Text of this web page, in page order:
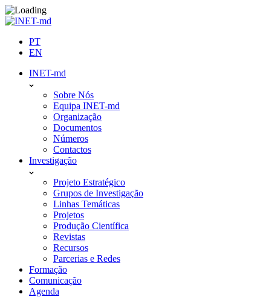
Skip
to
PT
EN
INET-md
Sobre Nós
Equipa INET-md
Organização
Documentos
Números
Contactos
Investigação
Projeto Estratégico
Grupos de Investigação
Linhas Temáticas
Projetos
Produção Científica
Revistas
Recursos
Parcerias e Redes
Formação
Comunicação
Agenda